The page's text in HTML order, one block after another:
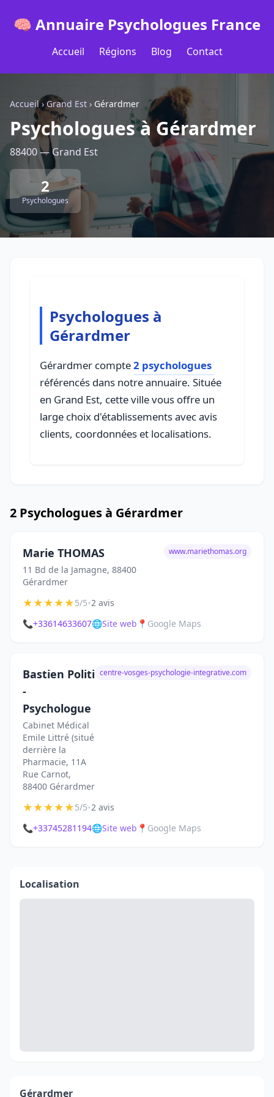
🧠 Annuaire Psychologues France
Accueil Régions Blog Contact
Accueil› Grand Est › Gérardmer
Psychologues à Gérardmer
88400 — Grand Est
2
Psychologues
Psychologues à
Gérardmer
Gérardmer compte2 psychologues
référencés dans notre annuaire. Située
en Grand Est, cette ville vous offre un
large choix d'établissements avec avis
clients, coordonnées et localisations.
2 Psychologues à Gérardmer
Marie THOMAS
11 Bd de la Jamagne, 88400
Gérardmer
www.mariethomas.org
★★★★★5/5•2 avis
📞+33614633607🌐Site web 📍 Google Maps
Bastien Politi
-
Psychologue
Cabinet Médical
Emile Littré (situé
derrière la
Pharmacie, 11A
Rue Carnot,
88400 Gérardmer
centre-vosges-psychologie-integrative.com
★★★★★5/5•2 avis
📞+33745281194🌐Site web 📍 Google Maps
Localisation
Gérardmer